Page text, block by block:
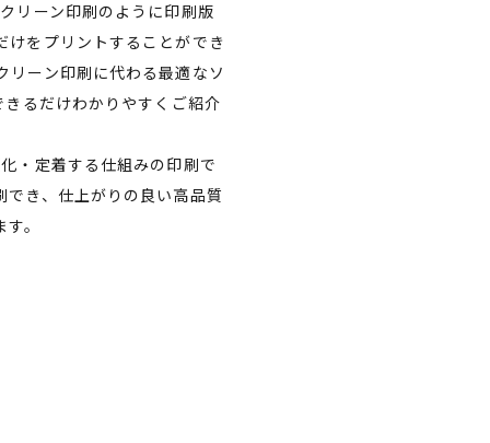
リーン印刷のように印刷版
けをプリントすることができ
ーン印刷に代わる最適なソ
るだけわかりやすくご紹介
・定着する仕組みの印刷で
き、仕上がりの良い高品質
。